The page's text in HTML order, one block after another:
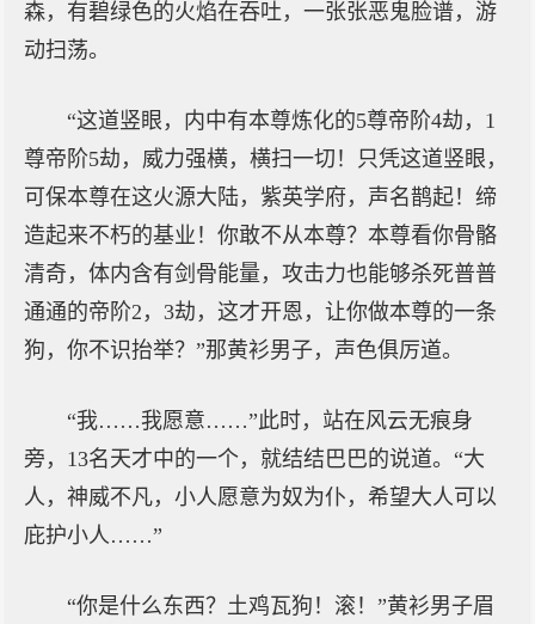
森，有碧绿色的火焰在吞吐，一张张恶鬼脸谱，游
动扫荡。
“这道竖眼，内中有本尊炼化的5尊帝阶4劫，1
尊帝阶5劫，威力强横，横扫一切！只凭这道竖眼，
可保本尊在这火源大陆，紫英学府，声名鹊起！缔
造起来不朽的基业！你敢不从本尊？本尊看你骨骼
清奇，体内含有剑骨能量，攻击力也能够杀死普普
通通的帝阶2，3劫，这才开恩，让你做本尊的一条
狗，你不识抬举？”那黄衫男子，声色俱厉道。
“我……我愿意……”此时，站在风云无痕身
旁，13名天才中的一个，就结结巴巴的说道。“大
人，神威不凡，小人愿意为奴为仆，希望大人可以
庇护小人……”
“你是什么东西？土鸡瓦狗！滚！”黄衫男子眉